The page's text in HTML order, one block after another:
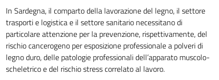
In Sardegna, il comparto della lavorazione del legno, il settore
trasporti e logistica e il settore sanitario necessitano di
particolare attenzione per la prevenzione, rispettivamente, del
rischio cancerogeno per esposizione professionale a polveri di
legno duro, delle patologie professionali dell’apparato muscolo-
scheletrico e del rischio stress correlato al lavoro.